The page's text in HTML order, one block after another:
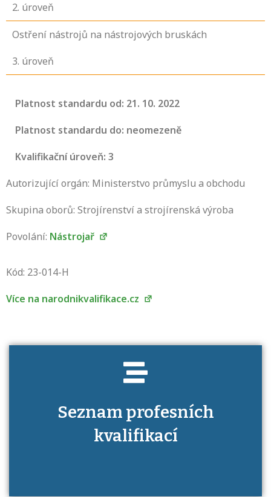
2. úroveň
Ostření nástrojů na nástrojových bruskách
3. úroveň
Platnost standardu od: 21. 10. 2022
Platnost standardu do: neomezeně
Kvalifikační úroveň: 3
Autorizující orgán: Ministerstvo průmyslu a obchodu
Skupina oborů: Strojírenství a strojírenská výroba
Povolání: Nástrojař
Kód: 23-014-H
Více na narodnikvalifikace.cz
Seznam profesních
kvalifikací
Víte, jaké dovednosti musíte pro danou